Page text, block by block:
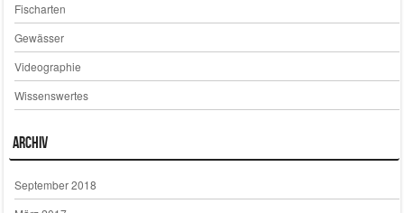
Fischarten
Gewässer
Videographie
Wissenswertes
Archiv
September 2018